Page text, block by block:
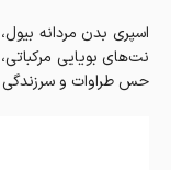
اسپری بدن مردانه
نت‌های بویایی
حس طراوات و